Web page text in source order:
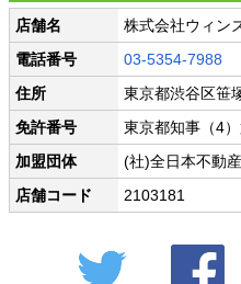
店舗名
株式会社ウィン
電話番号
03-5354-7988
住所
東京都渋谷区笹
免許番号
東京都知事（4
加盟団体
(社)全日本不動
店舗コード
2103181
Twitter